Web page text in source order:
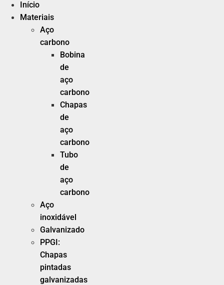
Início
Materiais
Aço
carbono
Bobina
de
aço
carbono
Chapas
de
aço
carbono
Tubo
de
aço
carbono
Aço
inoxidável
Galvanizado
PPGI:
Chapas
pintadas
galvanizadas